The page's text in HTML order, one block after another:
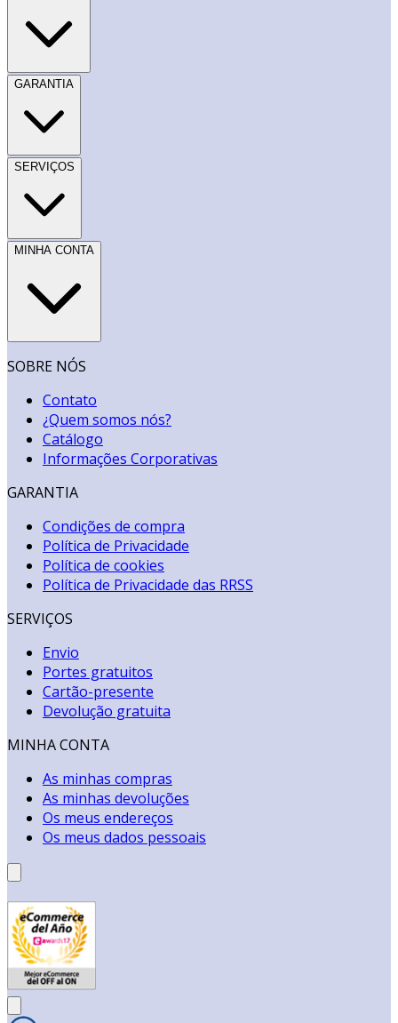
GARANTIA
SERVIÇOS
MINHA CONTA
SOBRE NÓS
Contato
¿Quem somos nós?
Catálogo
Informações Corporativas
GARANTIA
Condições de compra
Política de Privacidade
Política de cookies
Política de Privacidade das RRSS
SERVIÇOS
Envio
Portes gratuitos
Cartão-presente
Devolução gratuita
MINHA CONTA
As minhas compras
As minhas devoluções
Os meus endereços
Os meus dados pessoais